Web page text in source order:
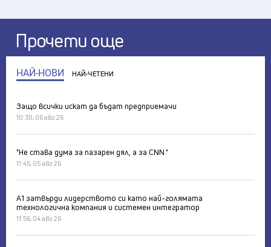
Прочети още
НАЙ-НОВИ НАЙ-ЧЕТЕНИ
Защо всички искат да бъдат предприемачи
10:30, 06 авг 26
"Не става дума за пазарен дял, а за CNN."
11:45, 05 авг 26
А1 затвърди лидерството си като най-голямата
технологична компания и системен интегратор
11:56, 04 авг 26